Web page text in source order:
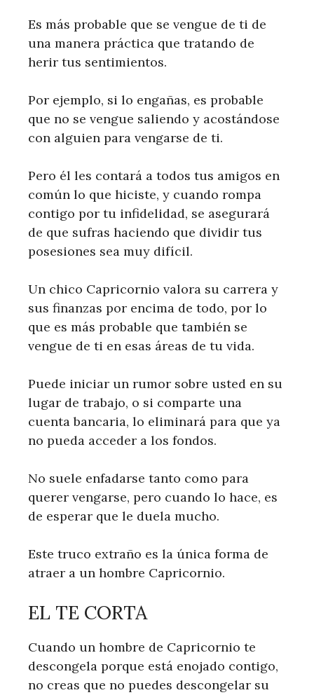
Es más probable que se vengue de ti de
una manera práctica que tratando de
herir tus sentimientos.
Por ejemplo, si lo engañas, es probable
que no se vengue saliendo y acostándose
con alguien para vengarse de ti.
Pero él les contará a todos tus amigos en
común lo que hiciste, y cuando rompa
contigo por tu infidelidad, se asegurará
de que sufras haciendo que dividir tus
posesiones sea muy difícil.
Un chico Capricornio valora su carrera y
sus finanzas por encima de todo, por lo
que es más probable que también se
vengue de ti en esas áreas de tu vida.
Puede iniciar un rumor sobre usted en su
lugar de trabajo, o si comparte una
cuenta bancaria, lo eliminará para que ya
no pueda acceder a los fondos.
No suele enfadarse tanto como para
querer vengarse, pero cuando lo hace, es
de esperar que le duela mucho.
Este truco extraño es la única forma de
atraer a un hombre Capricornio.
EL TE CORTA
Cuando un hombre de Capricornio te
descongela porque está enojado contigo,
no creas que no puedes descongelar su